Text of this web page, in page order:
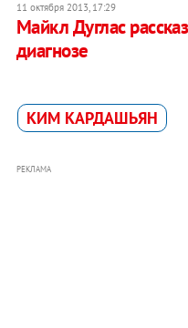
11 октября 2013, 17:29
Майкл Дуглас
диагнозе
КИМ КАРДАШЬЯН
РЕКЛАМА